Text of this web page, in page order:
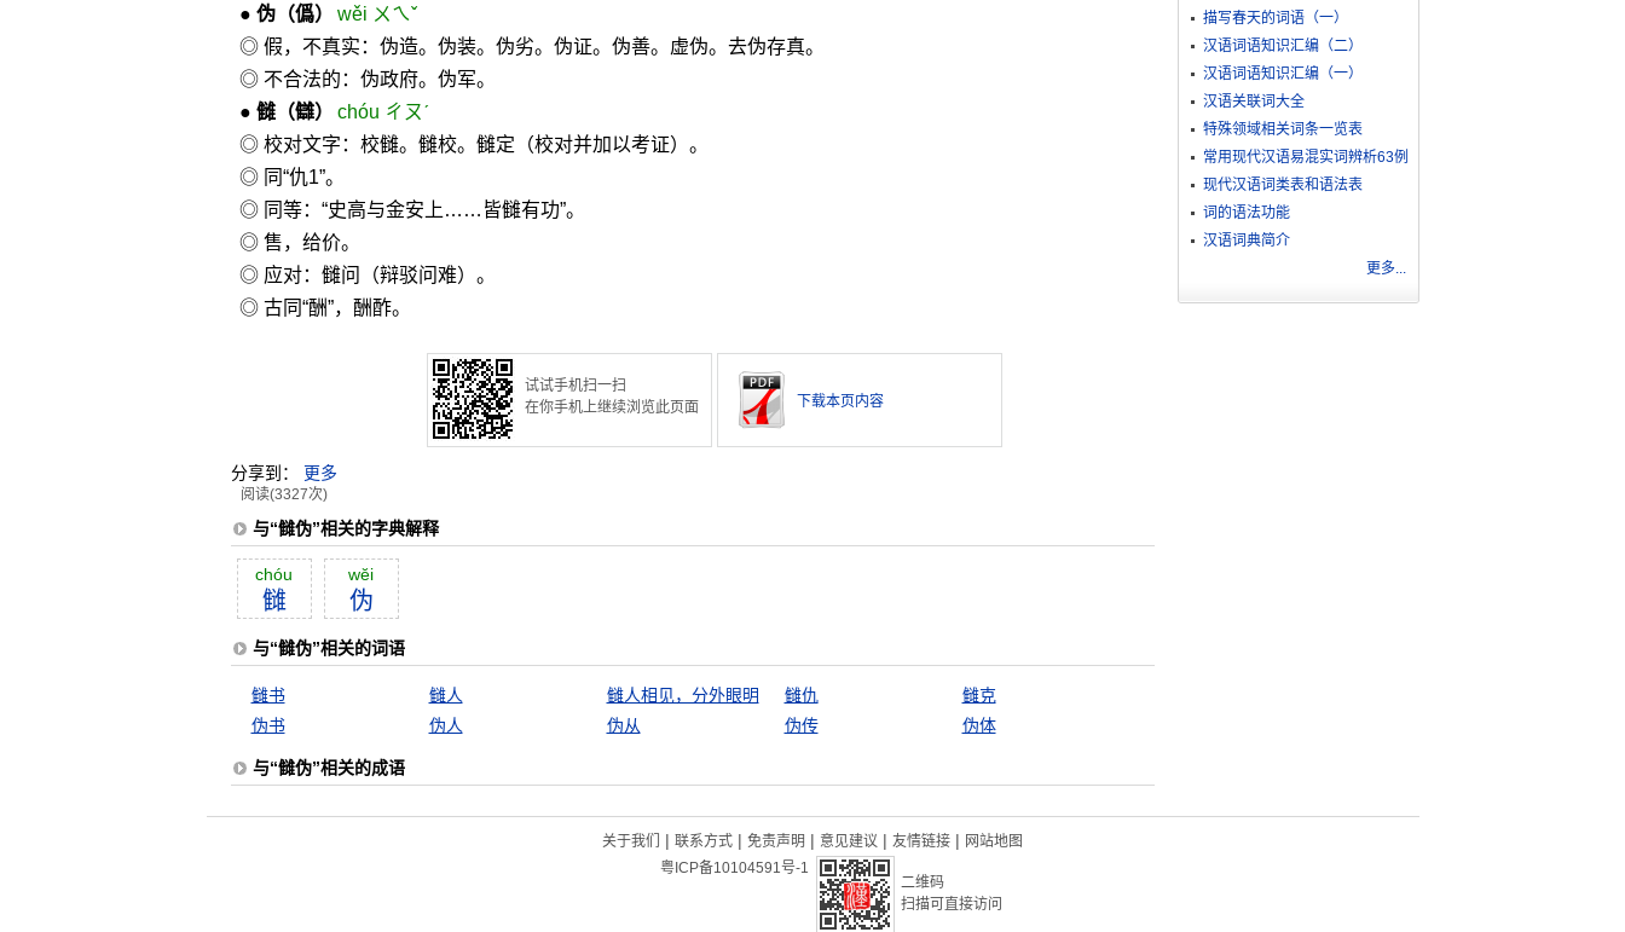
● 伪（僞）
wěi ㄨㄟˇ
◎ 假，不真实：伪造。伪装。伪劣。伪证。伪善。虚伪。去伪存真。
◎ 不合法的：伪政府。伪军。
● 雠（讎）
chóu ㄔㄡˊ
◎ 校对文字：校雠。雠校。雠定（校对并加以考证）。
◎ 同“仇1”。
◎ 同等：“史高与金安上……皆雠有功”。
◎ 售，给价。
◎ 应对：雠问（辩驳问难）。
◎ 古同“酬”，酬酢。
试试手机扫一扫
在你手机上继续浏览此页面
下载本页内容
分享到： 更多
阅读(3327次)
与“雠伪”相关的字典解释
chóu
雠
wĕi
伪
与“雠伪”相关的词语
雠书 雠人 雠人相见，分外眼明 雠仇
雠克
伪书
伪人 伪从 伪传 伪体
与“雠伪”相关的成语
描写春天的词语（一）
汉语词语知识汇编（二）
汉语词语知识汇编（一）
汉语关联词大全
特殊领域相关词条一览表
常用现代汉语易混实词辨析63例
现代汉语词类表和语法表
词的语法功能
汉语词典简介
更多...
关于我们 | 联系方式 | 免责声明 | 意见建议 | 友情链接 | 网站地图
粤ICP备10104591号-1
二维码
扫描可直接访问